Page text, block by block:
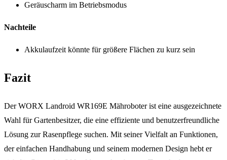
Geräuscharm im Betriebsmodus
Nachteile
Akkulaufzeit könnte für größere Flächen zu kurz sein
Fazit
Der WORX Landroid WR169E Mähroboter ist eine ausgezeichnete
Wahl für Gartenbesitzer, die eine effiziente und benutzerfreundliche
Lösung zur Rasenpflege suchen. Mit seiner Vielfalt an Funktionen,
der einfachen Handhabung und seinem modernen Design hebt er